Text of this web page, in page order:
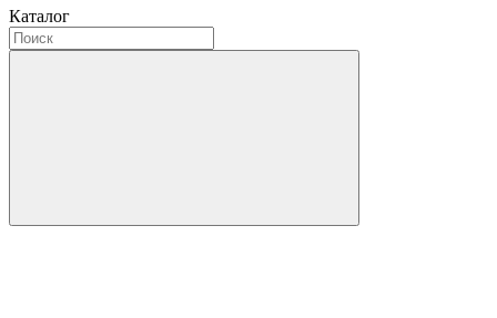
Каталог